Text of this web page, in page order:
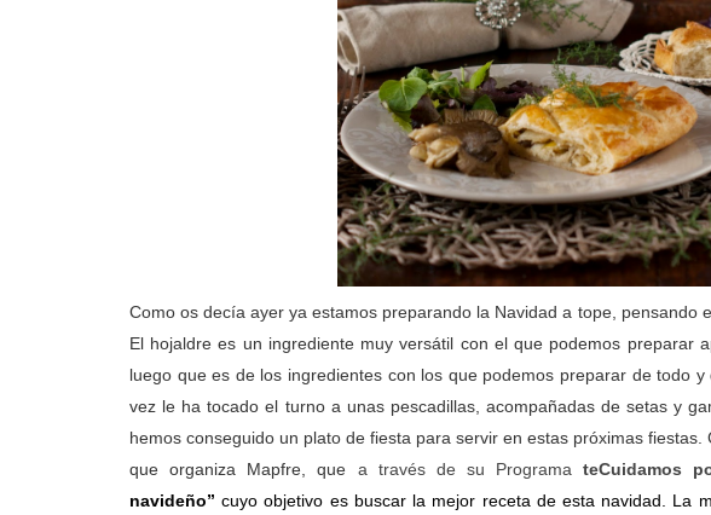
Como os decía ayer ya estamos preparando la Navidad a tope, pensando
El hojaldre es un ingrediente muy versátil con el que podemos preparar
luego que es de los ingredientes con los que podemos preparar de todo
vez le ha tocado el turno a unas pescadillas, acompañadas de setas y
hemos conseguido un plato de fiesta para servir en estas próximas
que organiza Mapfre, que a través de su Programa teCuidamos
navideño”cuyo objetivo es buscar la mejor receta de esta navidad. La